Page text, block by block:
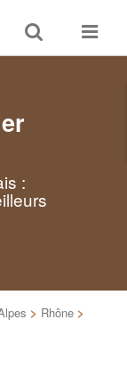
Toggle
search
Toggle
:
> Rhône >